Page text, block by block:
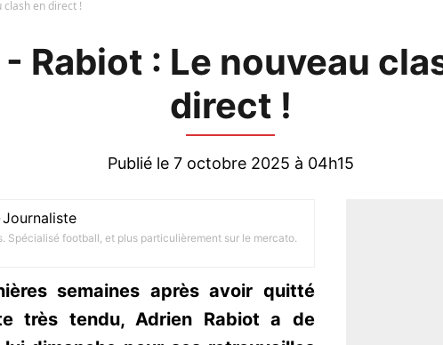
clash en direct !
- Rabiot : Le nouveau
direct !
Publié le 7 octobre 2025 à 04h15
Journaliste
Spécialisé football, et plus particulièrement sur le mercato.
semaines après avoir quitté
très tendu, Adrien Rabiot a de